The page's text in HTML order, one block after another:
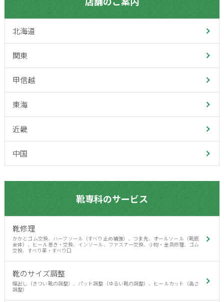
北海道
関東
甲信越
東海
近畿
中国
靴専科のサービス
靴修理
かかとゴム交換、ハーフソール（すべり止め補強）、つま先、オールソール（靴底
全体）、ヒール巻き・交換、インソール、ファスナー交換、小物・金具修理、ゴム
交換、すべり革・すべり口
靴のサイズ調整
幅出し（きつい靴の調整）、パット調整（ゆるい靴の調整）、ヒールカット（高さ
調整）